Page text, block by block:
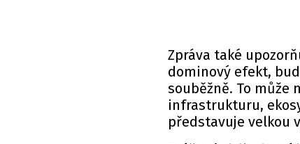
Zpráva také
dominový efekt,
souběžně. To může
infrastrukturu,
představuje velkou